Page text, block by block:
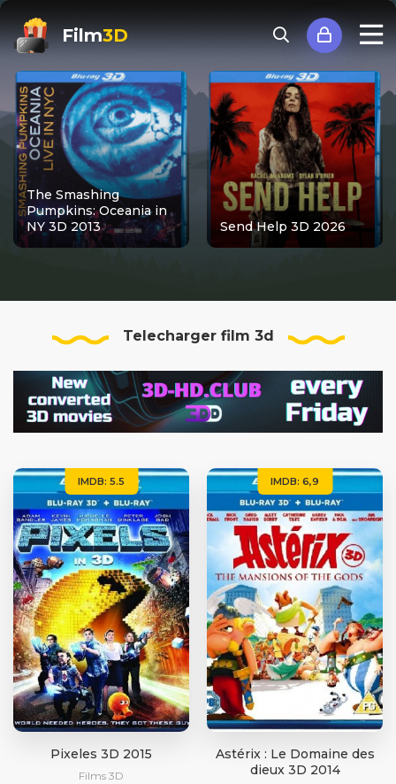
Film3D
The Smashing
Pumpkins: Oceania in
NY 3D 2013
Send Help 3D 2026
Telecharger film 3d
IMDB: 5.5
Pixeles 3D 2015
Films 3D
IMDB: 6,9
Astérix : Le Domaine des
dieux 3D 2014